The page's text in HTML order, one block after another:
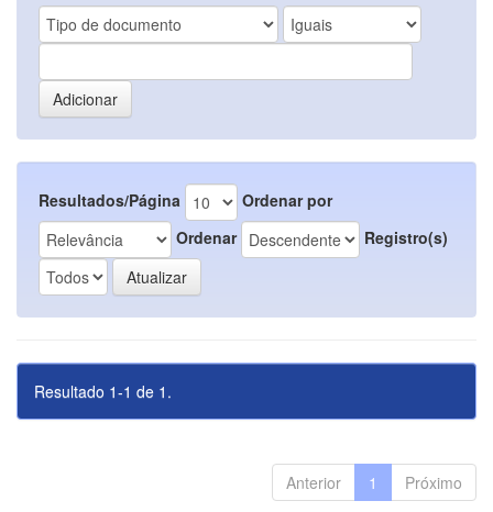
Resultados/Página
Ordenar por
Ordenar
Registro(s)
Resultado 1-1 de 1.
Anterior 1 Próximo